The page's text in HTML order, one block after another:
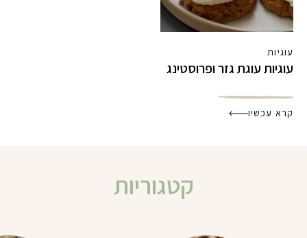
עוגיות
עוגיות עוגת גזר ופרוסטינג
קרא עכשיו
קטגוריות